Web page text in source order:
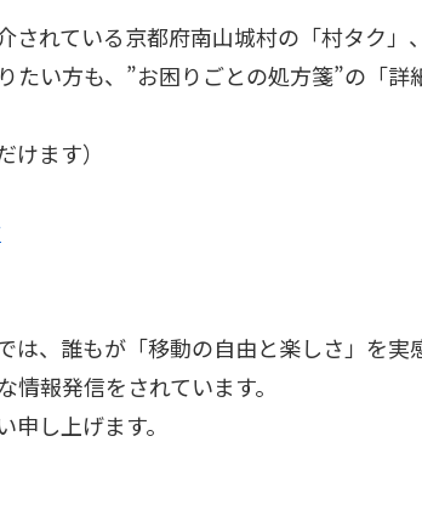
されている京都府南山城村の「村タク」
たい方も、”お困りごとの処方箋”の「
けます）
は、誰もが「移動の自由と楽しさ」を実
報発信をされています。
し上げます。